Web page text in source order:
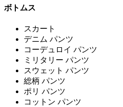
ボトムス
スカート
デニム パンツ
コーデュロイ パンツ
ミリタリー パンツ
スウェット パンツ
総柄 パンツ
ポリ パンツ
コットン パンツ